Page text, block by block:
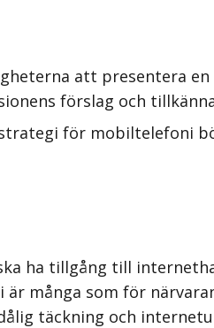
att presentera
förslag och
för mobiltelefoni
ha tillgång till
många som för
täckning och